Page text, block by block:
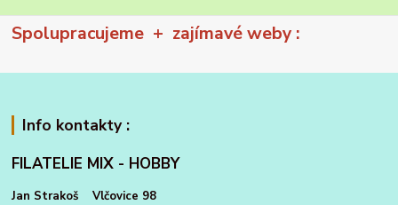
Spolupracujeme + zajímavé weby :
Info kontakty :
FILATELIE MIX - HOBBY
Jan Strakoš Vlčovice 98